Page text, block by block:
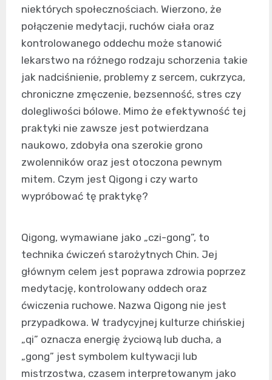
niektórych społecznościach. Wierzono, że
połączenie medytacji, ruchów ciała oraz
kontrolowanego oddechu może stanowić
lekarstwo na różnego rodzaju schorzenia takie
jak nadciśnienie, problemy z sercem, cukrzyca,
chroniczne zmęczenie, bezsenność, stres czy
dolegliwości bólowe. Mimo że efektywność tej
praktyki nie zawsze jest potwierdzana
naukowo, zdobyła ona szerokie grono
zwolenników oraz jest otoczona pewnym
mitem. Czym jest Qigong i czy warto
wypróbować tę praktykę?
Qigong, wymawiane jako „czi-gong”, to
technika ćwiczeń starożytnych Chin. Jej
głównym celem jest poprawa zdrowia poprzez
medytację, kontrolowany oddech oraz
ćwiczenia ruchowe. Nazwa Qigong nie jest
przypadkowa. W tradycyjnej kulturze chińskiej
„qi” oznacza energię życiową lub ducha, a
„gong” jest symbolem kultywacji lub
mistrzostwa, czasem interpretowanym jako